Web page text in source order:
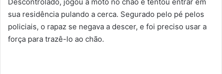
Descontrolado, jogou a moto no chão e tentou entrar em
sua residência pulando a cerca. Segurado pelo pé pelos
policiais, o rapaz se negava a descer, e foi preciso usar a
força para trazê-lo ao chão.